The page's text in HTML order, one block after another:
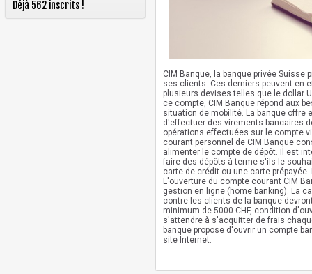
Déjà 562 inscrits !
CIM Banque, la banque privée
ses clients. Ces derniers peuvent en
plusieurs devises telles que le dollar
ce compte, CIM Banque répond aux
situation de mobilité. La banque offre
d'effectuer des virements bancaires
opérations effectuées sur le compte
courant personnel de CIM Banque
alimenter le compte de dépôt. Il est
faire des dépôts à terme s'ils le
carte de crédit ou une carte
L'ouverture du compte courant CIM
gestion en ligne (home banking). La
contre les clients de la banque
minimum de 5000 CHF, condition
s'attendre à s'acquitter de frais
banque propose d'ouvrir un compte
site Internet.